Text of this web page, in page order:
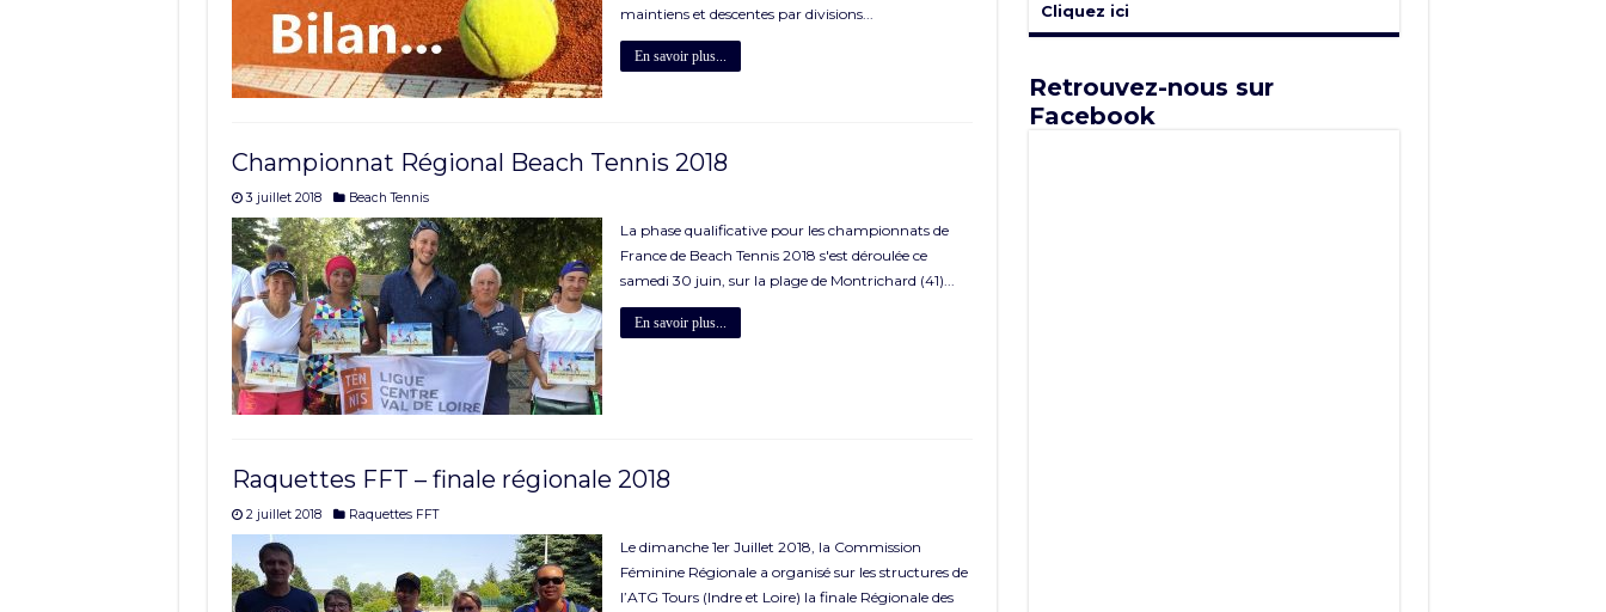
maintiens et descentes par divisions...
En savoir plus...
Championnat Régional Beach Tennis 2018
3 juillet 2018 Beach Tennis
La phase qualificative pour les championnats de
France de Beach Tennis 2018 s'est déroulée ce
samedi 30 juin, sur la plage de Montrichard (41)...
En savoir plus...
Raquettes FFT – finale régionale 2018
2 juillet 2018 Raquettes FFT
Le dimanche 1er Juillet 2018, la Commission
Féminine Régionale a organisé sur les structures de
l’ATG Tours (Indre et Loire) la finale Régionale des
Cliquez ici
Retrouvez-nous sur
Facebook